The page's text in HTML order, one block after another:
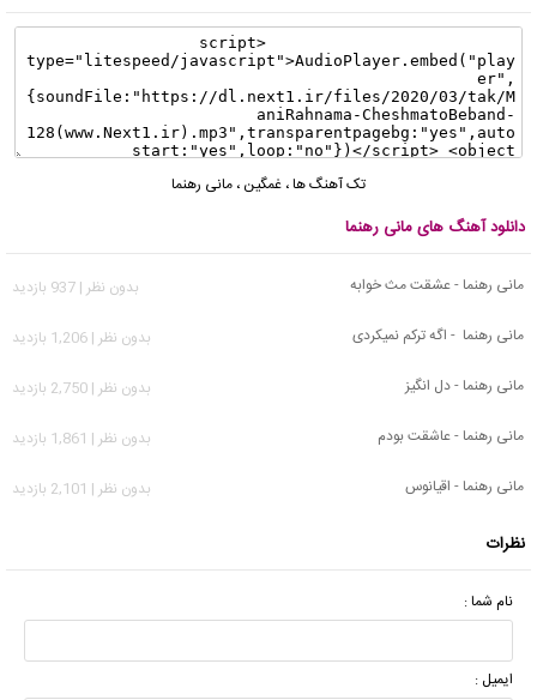
تک آهنگ ها، غمگین ، مانی رهنما
دانلود آهنگ های مانی رهنما
مانی رهنما - عشقت مث خوابه
بدون نظر | 937 بازدید
مانی رهنما - اگه ترکم نمیکردی
بدون نظر | 1,206 بازدید
مانی رهنما - دل انگیز
بدون نظر | 2,750 بازدید
مانی رهنما - عاشقت بودم
بدون نظر | 1,861 بازدید
مانی رهنما - اقیانوس
بدون نظر | 2,101 بازدید
نظرات
نام شما :
ایمیل :